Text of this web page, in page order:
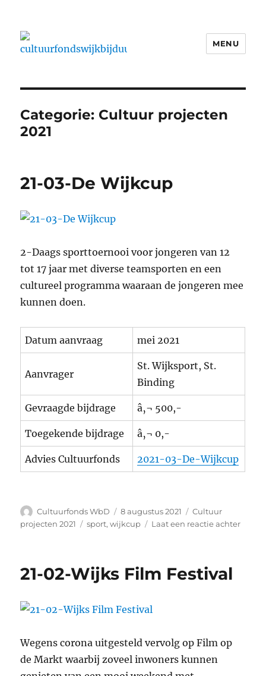
MENU
Categorie: Cultuur projecten
2021
21-03-De Wijkcup
2-Daags sporttoernooi voor jongeren van 12
tot 17 jaar met diverse teamsporten en een
cultureel programma waaraan de jongeren mee
kunnen doen.
Datum aanvraag mei 2021
Aanvrager
St. Wijksport, St.
Binding
Gevraagde bijdrage â‚¬ 500,-
Toegekende bijdrage â‚¬ 0,-
Advies Cultuurfonds 2021-03-De-Wijkcup
Auteur
Cultuurfonds WbD
Geplaatst
op
8 augustus 2021 Categorieën
Cultuur
projecten 2021
Tags
sport,wijkcup Laat een reactie achterop
21-02-Wijks Film Festival
Wegens corona uitgesteld vervolg op Film op
de Markt waarbij zoveel inwoners kunnen